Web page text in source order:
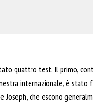
quattro test. Il primo,
internazionale, è stato
Joseph, che escono